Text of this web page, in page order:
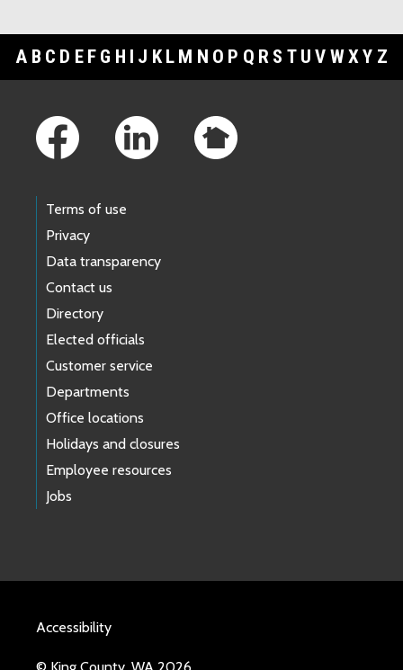
A B C D E F G H I J K L M N O P Q R S T U V WXY Z
Terms of use
Privacy
Data transparency
Contact us
Directory
Elected officials
Customer service
Departments
Office locations
Holidays and closures
Employee resources
Jobs
Accessibility
© King County, WA 2026